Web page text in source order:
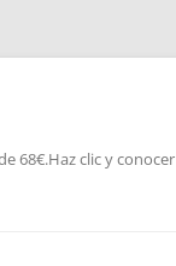
68€.Haz clic y conocer